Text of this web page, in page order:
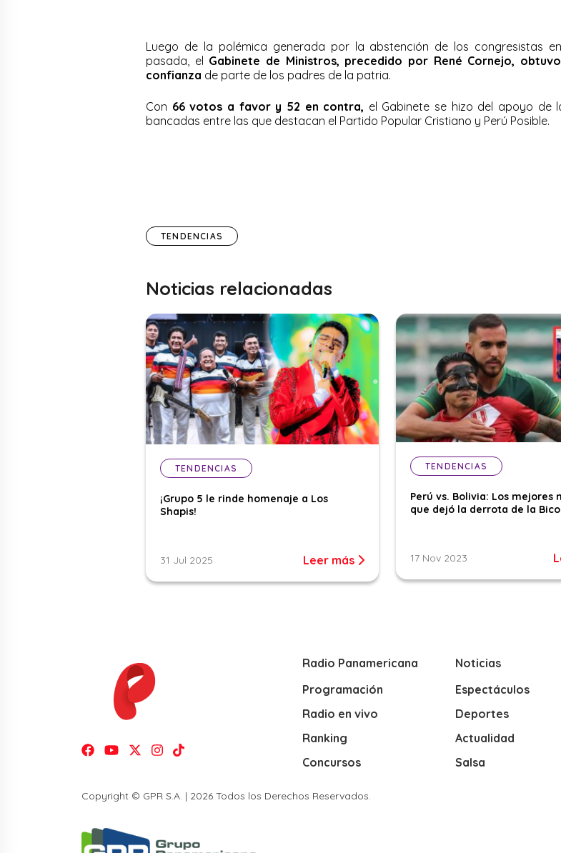
Luego de la polémica generada por la abstención de los congresistas
pasada, el Gabinete de Ministros, precedido por René Cornejo,
confianza de parte de los padres de la patria.
Con 66 votos a favor y 52 en contra, el Gabinete se hizo del apoyo de
bancadas entre las que destacan el Partido Popular Cristiano y Perú Posible.
TENDENCIAS
Noticias relacionadas
TENDENCIAS
¡Grupo 5 le rinde homenaje a Los
Shapis!
31 Jul 2025 Leer más
TENDENCIAS
Perú vs. Bolivia: Los mejores
que dejó la derrota de la
17 Nov 2023
Radio Panamericana
Programación
Radio en vivo
Ranking
Concursos
Noticias
Espectáculos
Deportes
Actualidad
Salsa
Copyright © GPR S.A. | 2026 Todos los Derechos Reservados.